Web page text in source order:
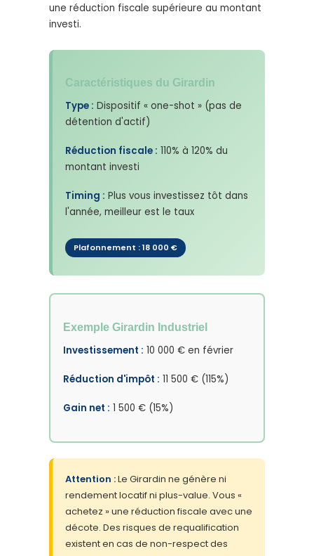
une réduction fiscale supérieure au montant
investi.
Caractéristiques du Girardin
Type : Dispositif « one-shot » (pas de
détention d'actif)
Réduction fiscale : 110% à 120% du
montant investi
Timing : Plus vous investissez tôt dans
l'année, meilleur est le taux
Plafonnement : 18 000 €
Exemple Girardin Industriel
Investissement : 10 000 € en février
Réduction d'impôt : 11 500 € (115%)
Gain net : 1 500 € (15%)
Attention :Le Girardin ne génère ni
rendement locatif ni plus-value. Vous «
achetez » une réduction fiscale avec une
décote. Des risques de requalification
existent en cas de non-respect des